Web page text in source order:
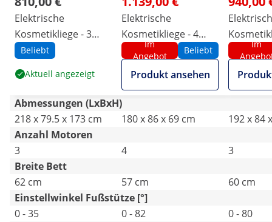
Elektrische
Kosmetikliege - 3
Motoren - 300 W -
- 150 kg - weiß
Beliebt
Aktuell angezeigt
Elektrische
Kosmetikliege - 4
Motoren - 350 W -
181 x 57 x 68 - 91 cm
- 150 kg - weiß
Im
Angebot
Beliebt
Produkt ansehen
Motoren
192 x 60
cm -
Im
Abmessungen (LxBxH)
218 x 79.5 x 173 cm
180 x 86 x 69 cm
192 x 84
Anzahl Motoren
3
4
3
Breite Bett
62 cm
57 cm
60 cm
Einstellwinkel Fußstütze [°]
0 - 35
0 - 82
0 - 80